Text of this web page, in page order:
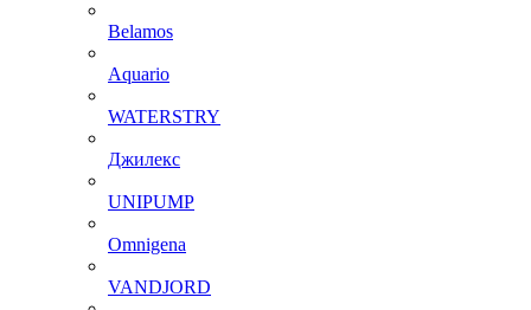
Belamos
Aquario
WATERSTRY
Джилекс
UNIPUMP
Omnigena
VANDJORD